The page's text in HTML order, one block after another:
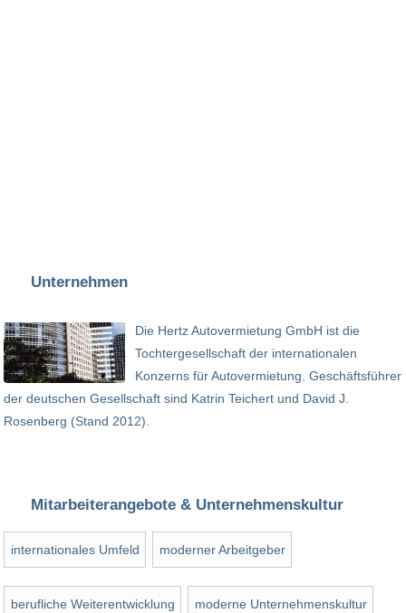
Unternehmen
Die Hertz Autovermietung GmbH ist die
Tochtergesellschaft der internationalen
Konzerns für Autovermietung. Geschäftsführer
der deutschen Gesellschaft sind Katrin Teichert und David J.
Rosenberg (Stand 2012).
Mitarbeiterangebote & Unternehmenskultur
internationales Umfeld moderner Arbeitgeber
berufliche Weiterentwicklung moderne Unternehmenskultur